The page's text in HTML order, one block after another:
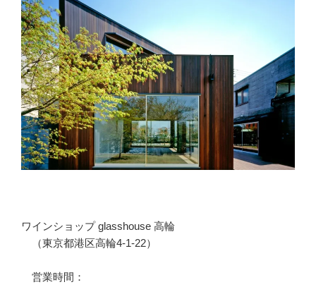
ワインショップ glasshouse 高輪
（東京都港区高輪4-1-22）
営業時間：